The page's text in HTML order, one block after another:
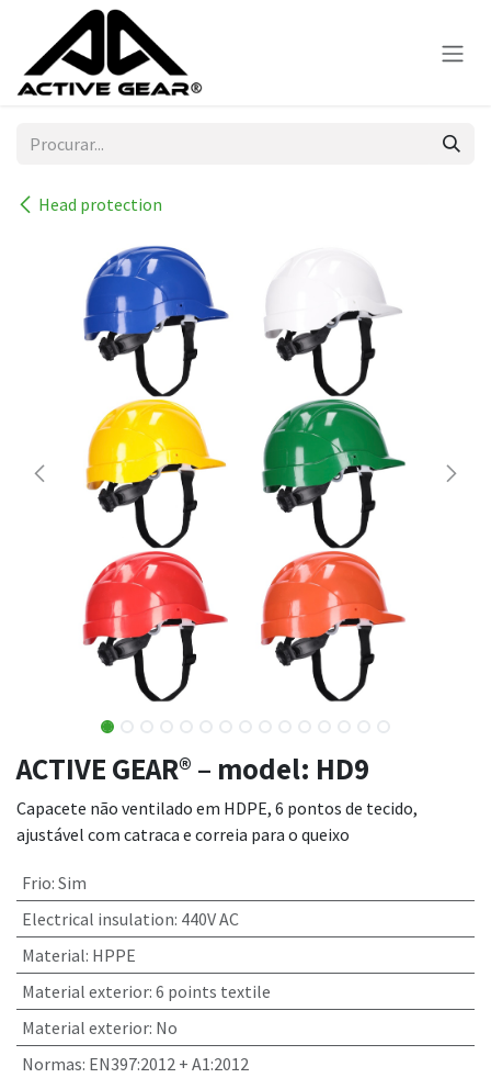
Skip to Content
Head protection
ACTIVE GEAR® – model: HD9
Capacete não ventilado em HDPE, 6 pontos de tecido,
ajustável com catraca e correia para o queixo
Frio: Sim
Electrical insulation: 440V AC
Material: HPPE
Material exterior: 6 points textile
Material exterior: No
Normas: EN397:2012 + A1:2012